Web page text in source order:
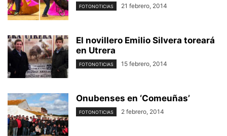
FOTONOTICIAS 21 febrero, 2014
El novillero Emilio Silvera toreará
en Utrera
FOTONOTICIAS 15 febrero, 2014
Onubenses en ‘Comeuñas’
FOTONOTICIAS 2 febrero, 2014